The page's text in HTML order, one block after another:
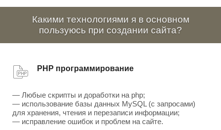
Какими технологиями я в основном
пользуюсь при создании сайта?
PHP программирование
— Любые скрипты и доработки на php;
— использование базы данных MySQL (с запросами)
для хранения, чтения и перезаписи информации;
— исправление ошибок и проблем на сайте.